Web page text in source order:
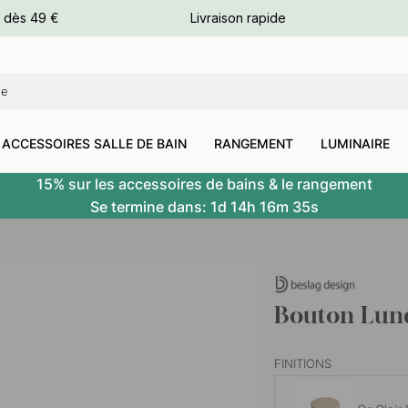
dès 49 € Livraison rapide
ACCESSOIRES SALLE DE BAIN RANGEMENT LUMINAIRE
15% sur les accessoires de bains & le rangement
Se termine dans: 1d 14h 16m 34s
Bouton
FINITIONS